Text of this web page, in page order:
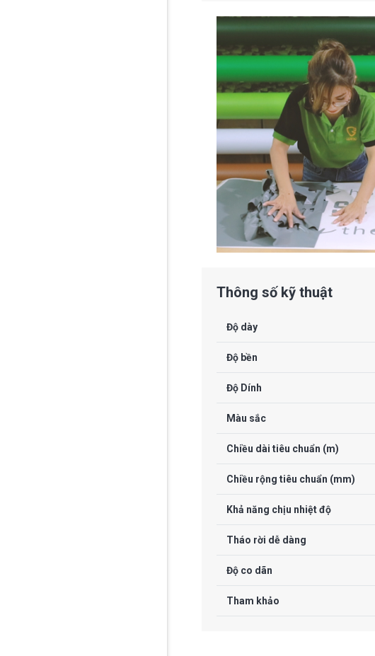
Thông số kỹ thuật
Độ dày
Độ bền
Độ Dính
Màu sắc
Chiều dài tiêu chuẩn (m)
Chiều rộng tiêu chuẩn (mm)
Khả năng chịu nhiệt độ
Tháo rời dễ dàng
Độ co dãn
Tham khảo